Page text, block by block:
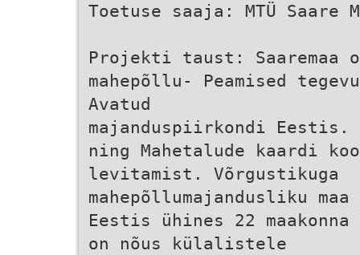
Toetuse saaja: MTÜ Saare
Projekti taust: Saaremaa
mahepõllu- Peamised
Avatud
majanduspiirkondi
ning Mahetalude kaardi
levitamist. Võrgustikuga
mahepõllumajandusliku
Eestis ühines 22
on nõus külalistele